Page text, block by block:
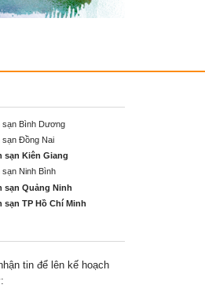
sạn Bình Dương
sạn Đồng Nai
sạn Kiên Giang
sạn Ninh Bình
sạn Quảng Ninh
sạn TP Hồ Chí Minh
tin để lên kế hoạch